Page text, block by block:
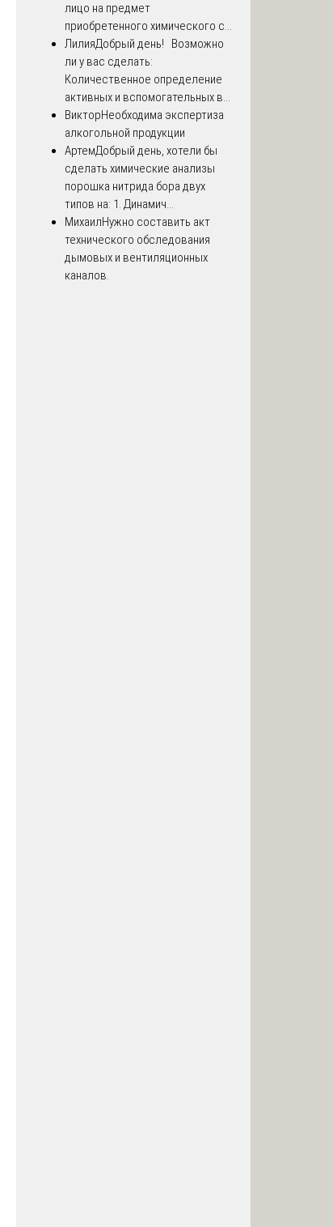
лицо на предмет
приобретенного химического с...
ЛилияДобрый день! Возможно
ли у вас сделать:
Количественное определение
активных и вспомогательных в...
ВикторНеобходима экспертиза
алкогольной продукции
АртемДобрый день, хотели бы
сделать химические анализы
порошка нитрида бора двух
типов на: 1. Динамич...
МихаилНужно составить акт
технического обследования
дымовых и вентиляционных
каналов.